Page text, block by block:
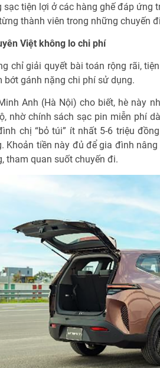
sạc tiện lợi ở các hàng ghế đáp ứng
thành viên trong những chuyến
Việt không lo chi phí
chỉ giải quyết bài toán rộng rãi,
bớt gánh nặng chi phí sử dụng.
Anh (Hà Nội) cho biết, hè này
nhờ chính sách sạc pin miễn phí
chị “bỏ túi” ít nhất 5-6 triệu
Khoản tiền này đủ để gia đình
tham quan suốt chuyến đi.